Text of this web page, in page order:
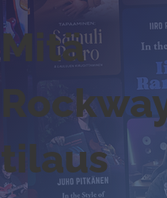
Mitä
tilaus